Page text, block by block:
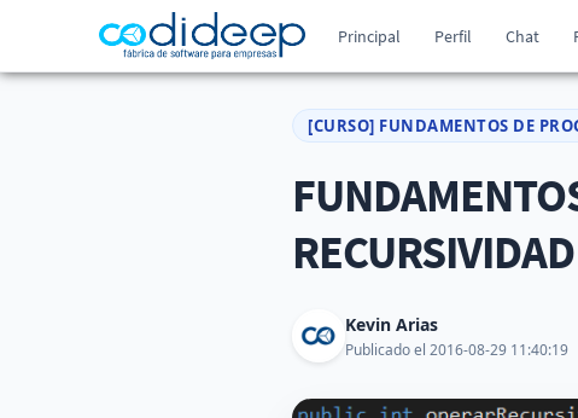
Principal Perfil Chat
[CURSO] FUNDAMENTOS DE
RECURSIVIDAD
Kevin Arias
Publicado el 2016-08-29 11:40:19